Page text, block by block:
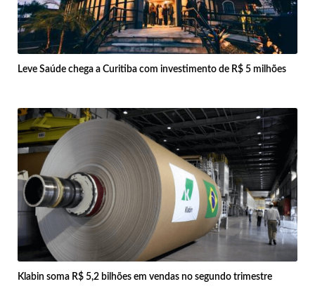
Leve Saúde chega a Curitiba com investimento de R$ 5 milhões
Klabin soma R$ 5,2 bilhões em vendas no segundo trimestre